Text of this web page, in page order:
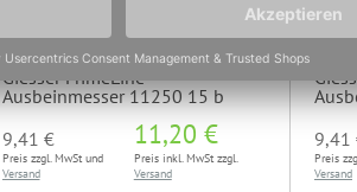
Giesser PrimeLine
Ausbeinmesser 11250 15 b
9,41 €
Preis zzgl. MwSt und
Versand
11,20 €
Preis inkl. MwSt zzgl.
Versand
9,41
Preis
Versand